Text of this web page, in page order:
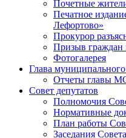
Почетные
Печатное
Лефортово»
Прокурор
Призыв граждан
Фотогалерея
Глава муниципального
Отчеты главы
Совет депутатов
Полномочия
Нормативные
План работы
Заседания